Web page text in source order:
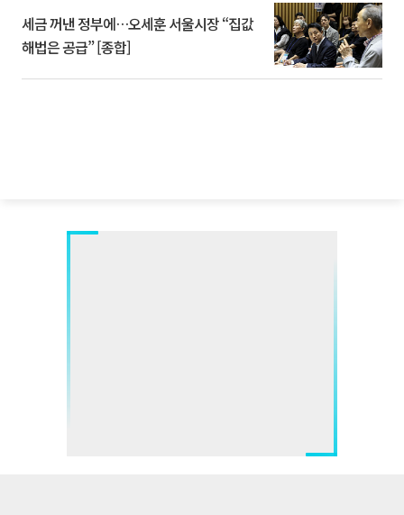
세금 꺼낸 정부에…오세훈 서울시장 “집값
해법은 공급” [종합]